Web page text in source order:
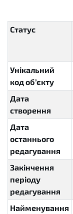
Статус
Унікальний
код об’єкту
Дата
створення
Дата
останнього
редагування
Закінчення
періоду
редагування
Найменування